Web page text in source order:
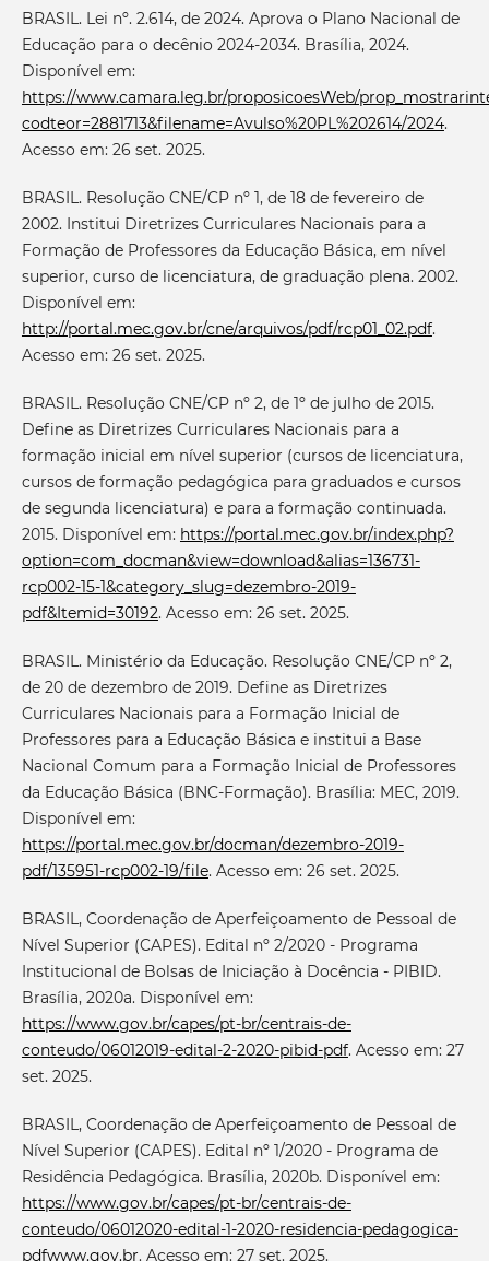
BRASIL. Lei nº. 2.614, de 2024. Aprova o Plano Nacional de
Educação para o decênio 2024-2034. Brasília, 2024.
Disponível em:
https://www.camara.leg.br/proposicoesWeb/
codteor=2881713&filename=Avulso%20PL%202614/2024.
Acesso em: 26 set. 2025.
BRASIL. Resolução CNE/CP nº 1, de 18 de fevereiro de
2002. Institui Diretrizes Curriculares Nacionais para a
Formação de Professores da Educação Básica, em nível
superior, curso de licenciatura, de graduação plena. 2002.
Disponível em:
http://portal.mec.gov.br/cne/arquivos/pdf/rcp01_02.pdf.
Acesso em: 26 set. 2025.
BRASIL. Resolução CNE/CP nº 2, de 1º de julho de 2015.
Define as Diretrizes Curriculares Nacionais para a
formação inicial em nível superior (cursos de licenciatura,
cursos de formação pedagógica para graduados e cursos
de segunda licenciatura) e para a formação continuada.
2015. Disponível em: https://portal.mec.gov.br/index.php?
option=com_docman&view=download&alias=136731-
rcp002-15-1&category_slug=dezembro-2019-
pdf&Itemid=30192. Acesso em: 26 set. 2025.
BRASIL. Ministério da Educação. Resolução CNE/CP nº 2,
de 20 de dezembro de 2019. Define as Diretrizes
Curriculares Nacionais para a Formação Inicial de
Professores para a Educação Básica e institui a Base
Nacional Comum para a Formação Inicial de Professores
da Educação Básica (BNC-Formação). Brasília: MEC, 2019.
Disponível em:
https://portal.mec.gov.br/docman/dezembro-2019-
pdf/135951-rcp002-19/file. Acesso em: 26 set. 2025.
BRASIL, Coordenação de Aperfeiçoamento de Pessoal de
Nível Superior (CAPES). Edital nº 2/2020 - Programa
Institucional de Bolsas de Iniciação à Docência - PIBID.
Brasília, 2020a. Disponível em:
https://www.gov.br/capes/pt-br/centrais-de-
conteudo/06012019-edital-2-2020-pibid-pdf. Acesso em: 27
set. 2025.
BRASIL, Coordenação de Aperfeiçoamento de Pessoal de
Nível Superior (CAPES). Edital nº 1/2020 - Programa de
Residência Pedagógica. Brasília, 2020b. Disponível em:
https://www.gov.br/capes/pt-br/centrais-de-
conteudo/06012020-edital-1-2020-residencia-pedagogica-
pdfwww.gov.br. Acesso em: 27 set. 2025.